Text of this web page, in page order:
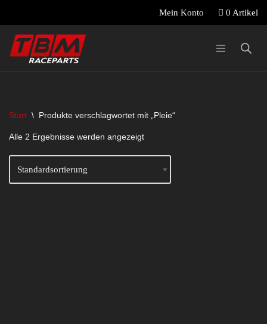
Zum
Inhalt
springen
Mein Konto 0 Artikel
Start \ Produkte verschlagwortet mit „Pleie“
Alle 2 Ergebnisse werden angezeigt